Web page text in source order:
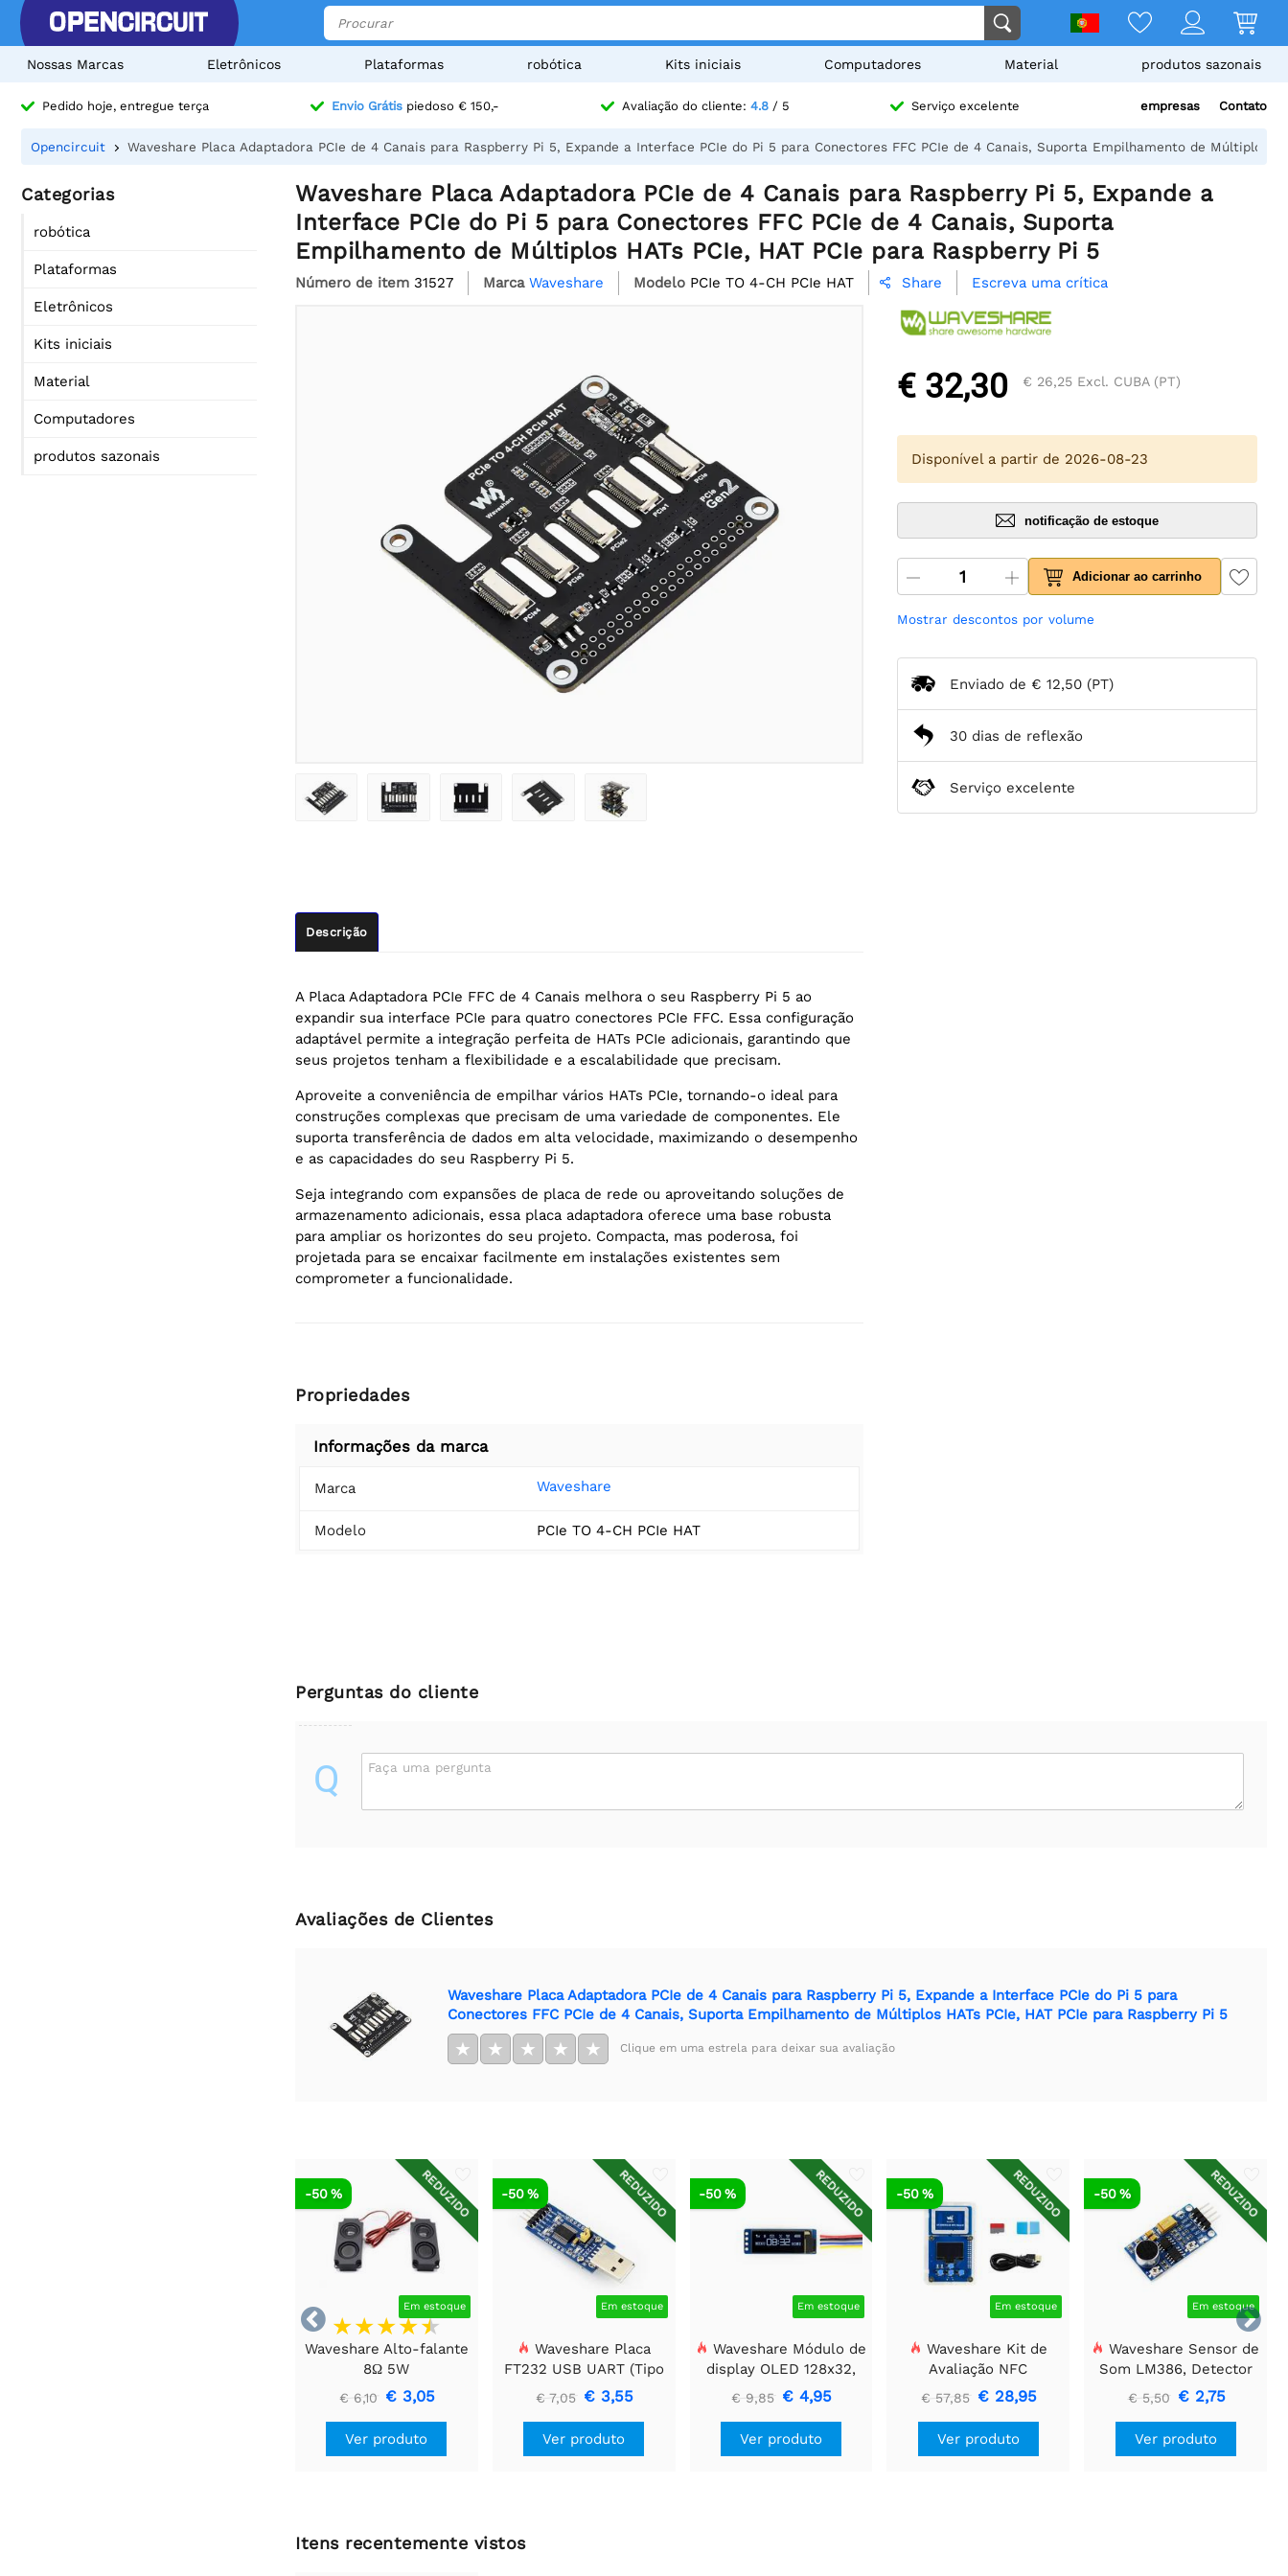
Nossas Marcas Eletrônicos Plataformas robótica Kits iniciais Computadores Material produtos sazonais
Pedido hoje, entregue terça Envio Grátispiedoso € 150,- Avaliação do cliente: 4.8/ 5 Serviço excelente empresas Contato
Opencircuit Waveshare Placa Adaptadora PCIe de 4 Canais para Raspberry Pi 5, Expande a Interface PCIe do Pi 5 para Conectores FFC PCIe de 4 Canais, Suporta Empilhamento de Múltiplos
Categorias
robótica
Plataformas
Eletrônicos
Kits iniciais
Material
Computadores
produtos sazonais
Waveshare Placa Adaptadora PCIe de 4 Canais para Raspberry Pi 5, Expande a
Interface PCIe do Pi 5 para Conectores FFC PCIe de 4 Canais, Suporta
Empilhamento de Múltiplos HATs PCIe, HAT PCIe para Raspberry Pi 5
Número de item 31527 Marca Waveshare Modelo PCIe TO 4-CH PCIe HAT  Share Escreva uma crítica
Descrição
A Placa Adaptadora PCIe FFC de 4 Canais melhora o seu Raspberry Pi 5 ao
expandir sua interface PCIe para quatro conectores PCIe FFC. Essa configuração
adaptável permite a integração perfeita de HATs PCIe adicionais, garantindo que
seus projetos tenham a flexibilidade e a escalabilidade que precisam.
Aproveite a conveniência de empilhar vários HATs PCIe, tornando-o ideal para
construções complexas que precisam de uma variedade de componentes. Ele
suporta transferência de dados em alta velocidade, maximizando o desempenho
e as capacidades do seu Raspberry Pi 5.
Seja integrando com expansões de placa de rede ou aproveitando soluções de
armazenamento adicionais, essa placa adaptadora oferece uma base robusta
para ampliar os horizontes do seu projeto. Compacta, mas poderosa, foi
projetada para se encaixar facilmente em instalações existentes sem
comprometer a funcionalidade.
Propriedades
Informações da marca
Marca Waveshare
Modelo PCIe TO 4-CH PCIe HAT
€ 32,30 € 26,25 Excl. CUBA (PT)
Disponível a partir de 2026-08-23
notificação de estoque
Adicionar ao carrinho
Mostrar descontos por volume
Enviado de € 12,50 (PT)
30 dias de reflexão
Serviço excelente
Perguntas do cliente
Q Faça uma pergunta
Avaliações de Clientes
Waveshare Placa Adaptadora PCIe de 4 Canais para Raspberry Pi 5, Expande a Interface PCIe do Pi 5 para
Conectores FFC PCIe de 4 Canais, Suporta Empilhamento de Múltiplos HATs PCIe, HAT PCIe para Raspberry Pi 5
★ ★ ★ ★ ★ Clique em uma estrela para deixar sua avaliação


REDUZIDO
Em estoque
-50 %
Waveshare Alto-falante
8Ω 5W
€ 6,10 € 3,05
Ver produto
REDUZIDO
Em estoque
-50 %
Waveshare Placa
FT232 USB UART (Tipo
A), Módulo de
Comunicação USB Para
TTL (UART)
€ 7,05 € 3,55
Ver produto
REDUZIDO
Em estoque
-50 %
Waveshare Módulo de
display OLED 128x32,
General 0.91 polegadas
€ 9,85 € 4,95
Ver produto
REDUZIDO
Em estoque
-50 %
Waveshare Kit de
Avaliação NFC
ST25R3911B, Leitor NFC
+ Cartão TF + Cabo USB
€ 57,85 € 28,95
Ver produto
REDUZIDO
Em estoque
-50 %
Waveshare Sensor de
Som LM386, Detector
de Som, Compatível
com Arduino
€ 5,50 € 2,75
Ver produto
Itens recentemente vistos